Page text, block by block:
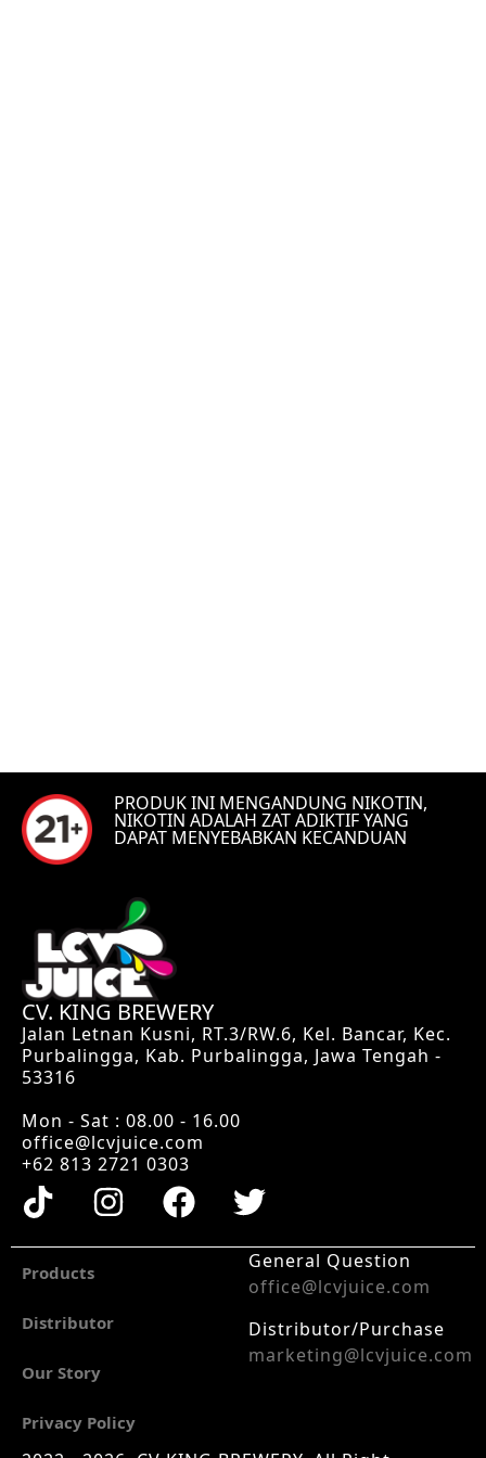
PRODUK INI MENGANDUNG NIKOTIN,
NIKOTIN ADALAH ZAT ADIKTIF YANG
DAPAT MENYEBABKAN KECANDUAN
CV. KING BREWERY
Jalan Letnan Kusni, RT.3/RW.6, Kel. Bancar, Kec.
Purbalingga, Kab. Purbalingga, Jawa Tengah -
53316
Mon - Sat : 08.00 - 16.00
office@lcvjuice.com
+62 813 2721 0303
Products
Distributor
Our Story
Privacy Policy
General Question
office@lcvjuice.com
Distributor/Purchase
marketing@lcvjuice.com